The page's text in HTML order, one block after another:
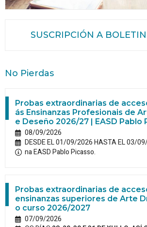
SUSCRIPCIÓN A
No Pierdas
Probas extraordinarias de
ás Ensinanzas Profesionais de
e Deseño 2026/27 | EASD Pablo
08/09/2026
DESDE EL 01/09/2026 HASTA EL 03/
na EASD Pablo Picasso.
Probas extraordinarias de
ensinanzas superiores de Arte
o curso 2026/2027
07/09/2026